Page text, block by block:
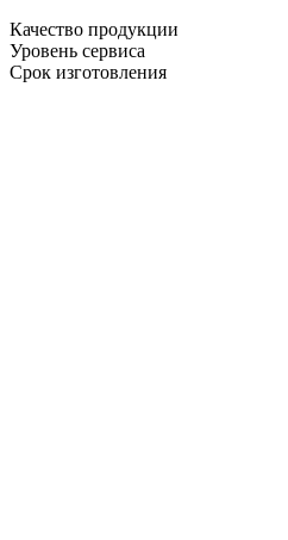
Качество продукции
Уровень сервиса
Срок изготовления